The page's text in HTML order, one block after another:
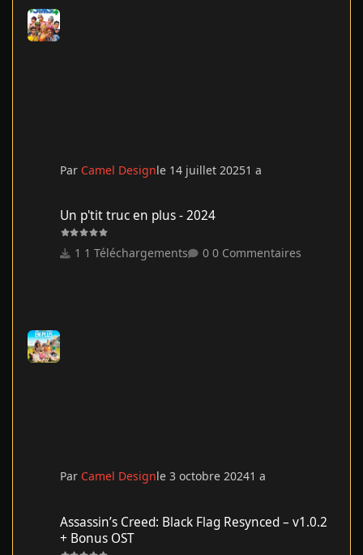
Par Camel Designle 14 juillet 20251 a
Un p'tit truc en plus - 2024
1 Téléchargements 0 Commentaires
Par Camel Designle 3 octobre 20241 a
Assassin’s Creed: Black Flag Resynced – v1.0.2
+ Bonus OST